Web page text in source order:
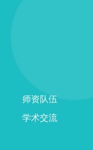
师资队伍
学术交流